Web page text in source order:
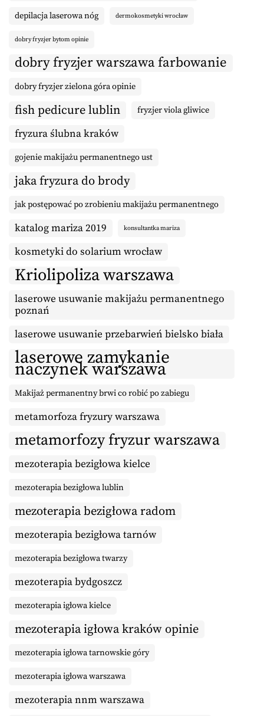
depilacja laserowa nóg dermokosmetyki wrocław
dobry fryzjer bytom opinie
dobry fryzjer warszawa farbowanie
dobry fryzjer zielona góra opinie
fish pedicure lublin fryzjer viola gliwice
fryzura ślubna kraków
gojenie makijażu permanentnego ust
jaka fryzura do brody
jak postępować po zrobieniu makijażu permanentnego
katalog mariza 2019 konsultantka mariza
kosmetyki do solarium wrocław
Kriolipoliza warszawa
laserowe usuwanie makijażu permanentnego
poznań
laserowe usuwanie przebarwień bielsko biała
laserowe zamykanie
naczynek warszawa
Makijaż permanentny brwi co robić po zabiegu
metamorfoza fryzury warszawa
metamorfozy fryzur warszawa
mezoterapia bezigłowa kielce
mezoterapia bezigłowa lublin
mezoterapia bezigłowa radom
mezoterapia bezigłowa tarnów
mezoterapia bezigłowa twarzy
mezoterapia bydgoszcz
mezoterapia igłowa kielce
mezoterapia igłowa kraków opinie
mezoterapia igłowa tarnowskie góry
mezoterapia igłowa warszawa
mezoterapia nnm warszawa